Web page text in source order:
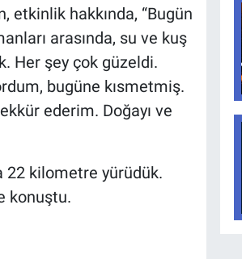
etkinlik hakkında, “Bugün
arasında, su ve kuş
Her şey çok güzeldi.
bugüne kısmetmiş.
ederim. Doğayı ve
22 kilometre yürüdük.
konuştu.